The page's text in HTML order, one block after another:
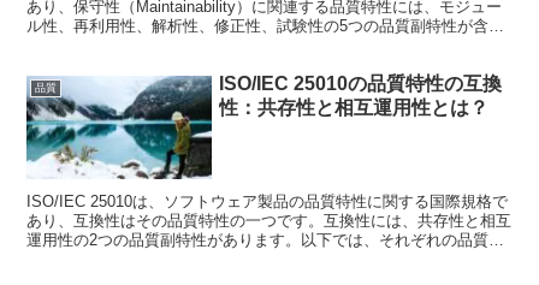
あり、保守性（Maintainability）に関連する品質特性には、モジュー
ル性、再利用性、解析性、修正性、試験性の5つの品質副特性が含ま
品質
ISO/IEC 25010の品質特性の互換
性：共存性と相互運用性とは？
ISO/IEC 25010は、ソフトウェア製品の品質特性に関する国際規格で
あり、互換性はその品質特性の一つです。互換性には、共存性と相互
運用性の2つの品質副特性があります。以下では、それぞれの品質副